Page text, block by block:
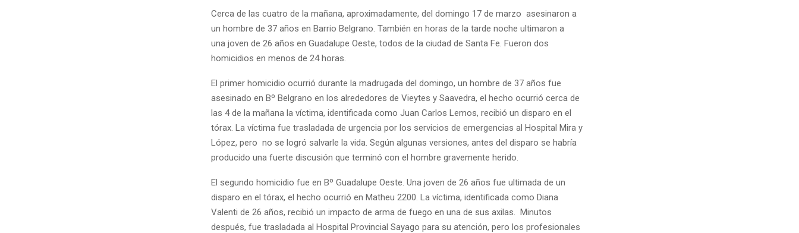
Cerca de las cuatro de la mañana, aproximadamente, del domingo 17 de marzo asesinaron a
un hombre de 37 años en Barrio Belgrano. También en horas de la tarde noche ultimaron a
una joven de 26 años en Guadalupe Oeste, todos de la ciudad de Santa Fe. Fueron dos
homicidios en menos de 24 horas.
El primer homicidio ocurrió durante la madrugada del domingo, un hombre de 37 años fue
asesinado en Bº Belgrano en los alrededores de Vieytes y Saavedra, el hecho ocurrió cerca de
las 4 de la mañana la víctima, identificada como Juan Carlos Lemos, recibió un disparo en el
tórax. La víctima fue trasladada de urgencia por los servicios de emergencias al Hospital Mira y
López, pero no se logró salvarle la vida. Según algunas versiones, antes del disparo se habría
producido una fuerte discusión que terminó con el hombre gravemente herido.
El segundo homicidio fue en Bº Guadalupe Oeste. Una joven de 26 años fue ultimada de un
disparo en el tórax, el hecho ocurrió en Matheu 2200. La víctima, identificada como Diana
Valenti de 26 años, recibió un impacto de arma de fuego en una de sus axilas. Minutos
después, fue trasladada al Hospital Provincial Sayago para su atención, pero los profesionales